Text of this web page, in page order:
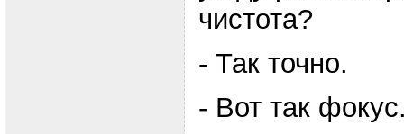
чистота?
- Так точно.
- Вот так